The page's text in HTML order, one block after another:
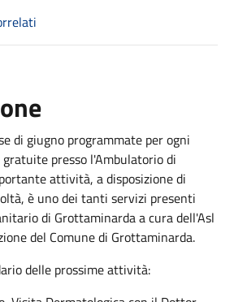
di giugno programmate per ogni
presso l'Ambulatorio di
attività, a disposizione di
è uno dei tanti servizi presenti
di Grottaminarda a cura dell'Asl
del Comune di Grottaminarda.
delle prossime attività: